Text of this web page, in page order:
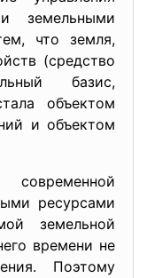
земельными
что земля,
(средство
базис,
объектом
и объектом
ресурсами
земельной
времени не
Поэтому